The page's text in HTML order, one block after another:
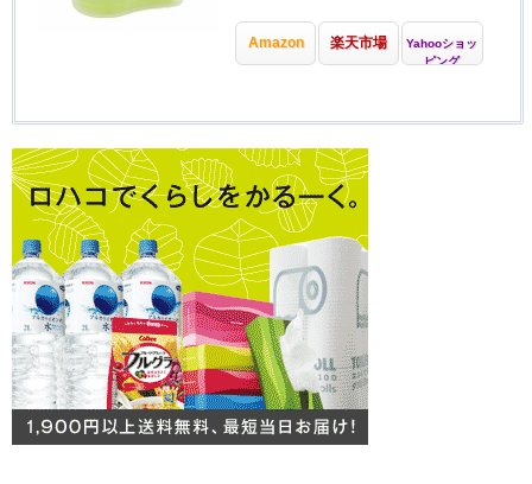
Amazon 楽天市場
Yahooショッ
ピング